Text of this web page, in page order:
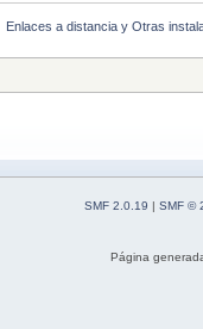
Enlaces a distancia y Otras
SMF 2.0.19 | SMF ©
Página